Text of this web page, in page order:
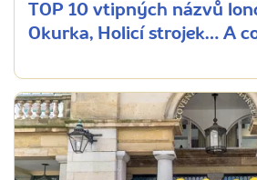
TOP 10 vtipných názvů
Okurka, Holicí strojek… A